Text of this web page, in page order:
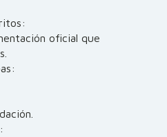
oficial que